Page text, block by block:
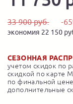
33 900 руб. -
экономия 22 150
СЕЗОННАЯ
учетом скидок по
скидкой по карте
по финальной
дополнительные